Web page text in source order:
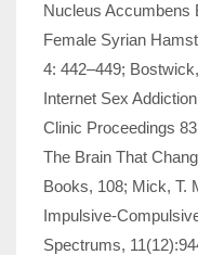
Nucleus Accumbens
Female Syrian
4: 442–449;
Internet Sex
Clinic Proceedings
The Brain That
Books, 108; Mick, T.
Impulsive-
Spectrums,